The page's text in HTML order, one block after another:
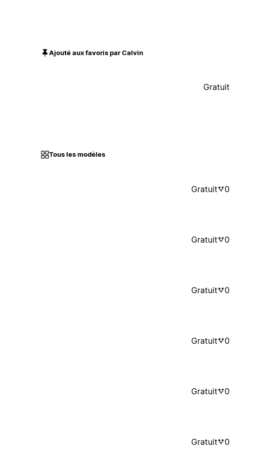
Ajouté aux favoris par Calvin
Gratuit
Tous les modèles
Gratuit 0
Gratuit 0
Gratuit 0
Gratuit 0
Gratuit 0
Gratuit 0